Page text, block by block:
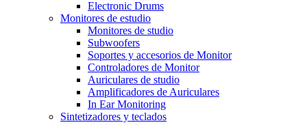
Electronic Drums
Monitores de estudio
Monitores de studio
Subwoofers
Soportes y accesorios de Monitor
Controladores de Monitor
Auriculares de studio
Amplificadores de Auriculares
In Ear Monitoring
Sintetizadores y teclados